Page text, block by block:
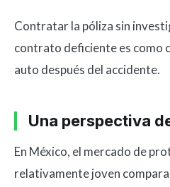
Contratar la póliza sin
contrato deficiente es como
auto después del accidente.
Una perspectiva
En México, el mercado de
relativamente joven